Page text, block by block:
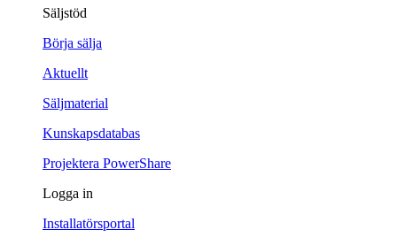
Säljstöd
Börja sälja
Aktuellt
Säljmaterial
Kunskapsdatabas
Projektera PowerShare
Logga in
Installatörsportal